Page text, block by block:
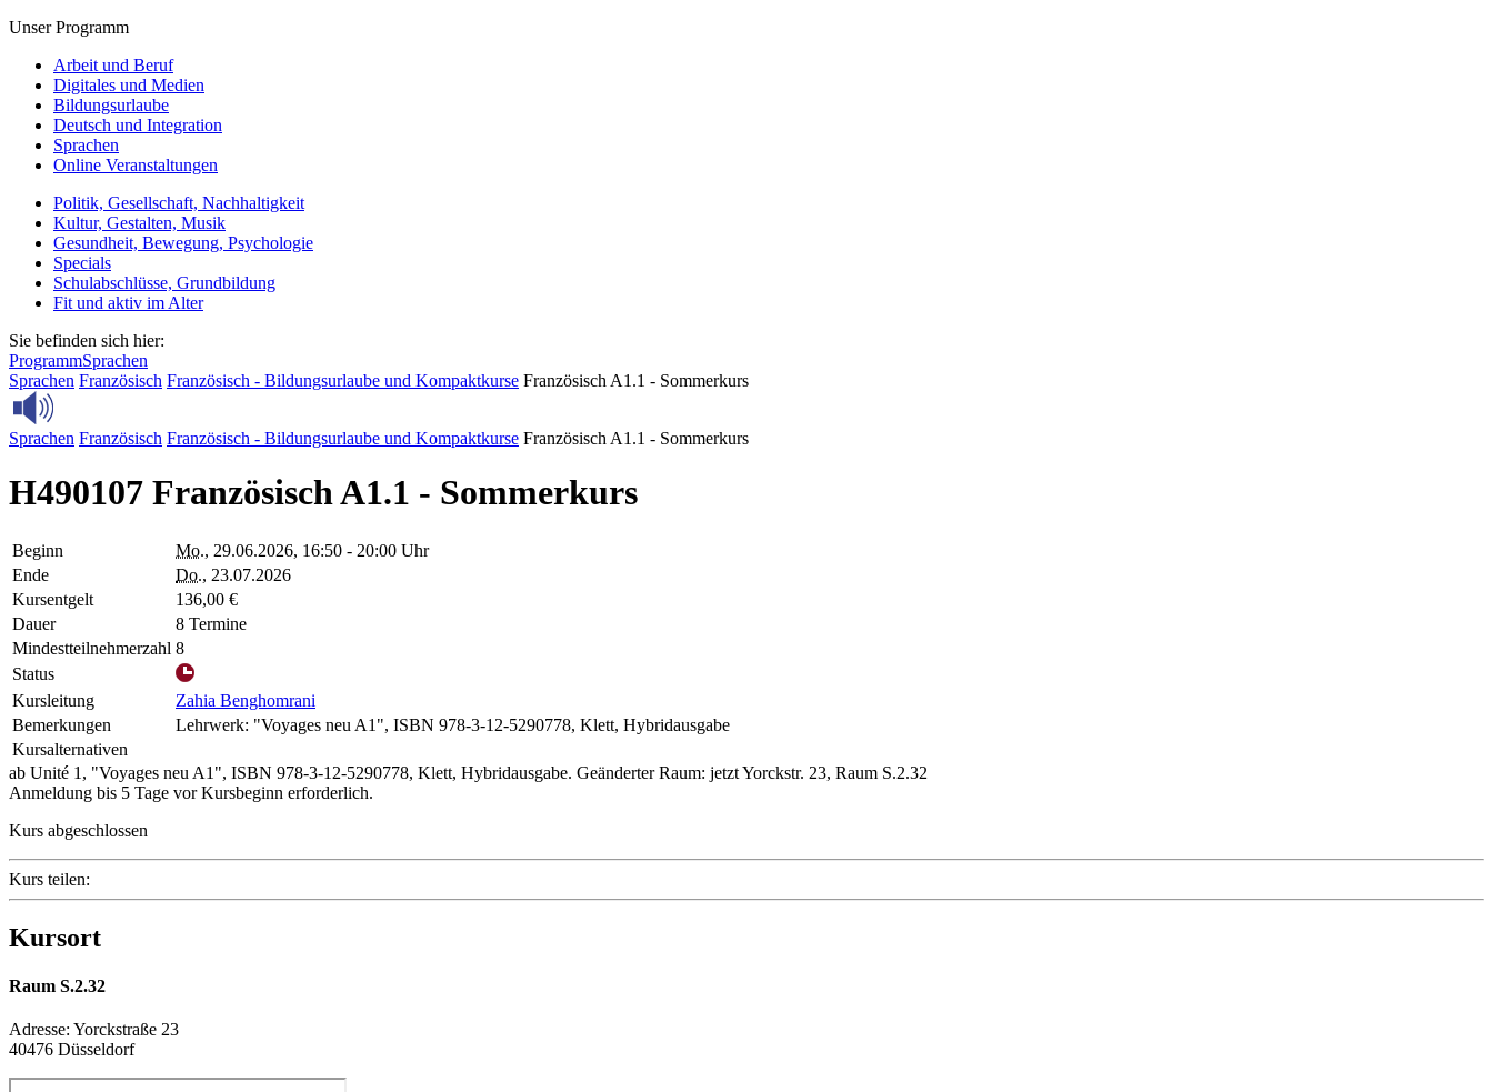
Unser Programm
Arbeit und Beruf
Digitales und Medien
Bildungsurlaube
Deutsch und Integration
Sprachen
Online Veranstaltungen
Politik, Gesellschaft, Nachhaltigkeit
Kultur, Gestalten, Musik
Gesundheit, Bewegung, Psychologie
Specials
Schulabschlüsse, Grundbildung
Fit und aktiv im Alter
Sie befinden sich hier:
ProgrammSprachen
Sprachen Französisch Französisch - Bildungsurlaube und Kompaktkurse Französisch A1.1 - Sommerkurs
Sprachen Französisch Französisch - Bildungsurlaube und Kompaktkurse Französisch A1.1 - Sommerkurs
H490107 Französisch A1.1 - Sommerkurs
Beginn Mo., 29.06.2026, 16:50 - 20:00 Uhr
Ende
Do., 23.07.2026
Kursentgelt
136,00 €
Dauer
8 Termine
Mindestteilnehmerzahl 8
Status
Kursleitung
Zahia Benghomrani
Bemerkungen
Lehrwerk: "Voyages neu A1", ISBN 978-3-12-5290778, Klett, Hybridausgabe
Kursalternativen
ab Unité 1, "Voyages neu A1", ISBN 978-3-12-5290778, Klett, Hybridausgabe. Geänderter Raum: jetzt Yorckstr. 23, Raum S.2.32
Anmeldung bis 5 Tage vor Kursbeginn erforderlich.
Kurs abgeschlossen
Kurs teilen:
Kursort
Raum S.2.32
Adresse: Yorckstraße 23
40476 Düsseldorf